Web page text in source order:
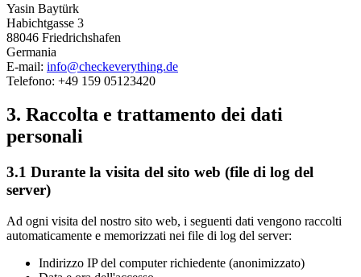
Yasin Baytürk
Habichtgasse 3
88046 Friedrichshafen
Germania
E-mail: info@checkeverything.de
Telefono: +49 159 05123420
3. Raccolta e trattamento dei dati
personali
3.1 Durante la visita del sito web (file di log del
server)
Ad ogni visita del nostro sito web, i seguenti dati vengono raccolti
automaticamente e memorizzati nei file di log del server:
Indirizzo IP del computer richiedente (anonimizzato)